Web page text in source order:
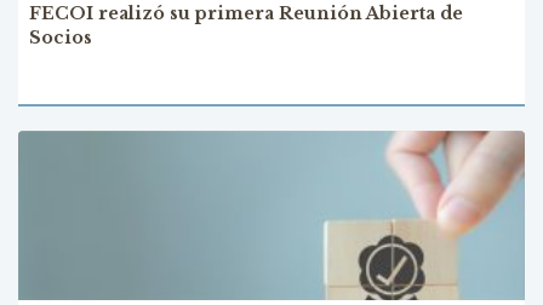
FECOI realizó su primera Reunión Abierta de
Socios